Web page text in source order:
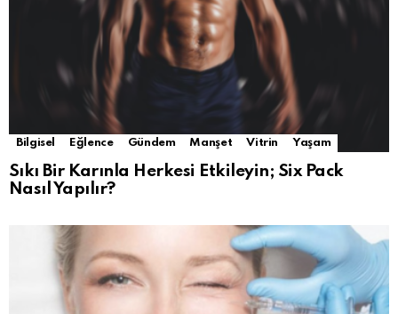
Bilgisel Eğlence Gündem Manşet Vitrin Yaşam
Sıkı Bir Karınla Herkesi Etkileyin; Six Pack
Nasıl Yapılır?